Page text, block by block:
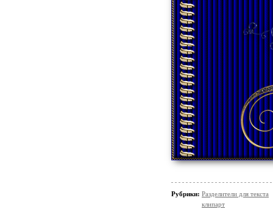
Рубрики: Разделители для текста
клипарт